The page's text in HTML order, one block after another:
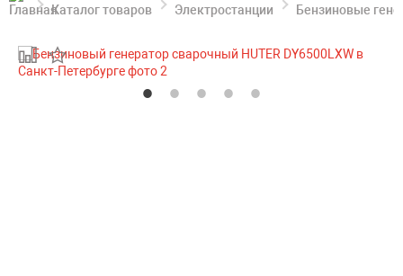
Каталог товаров Электростанции Бензиновые